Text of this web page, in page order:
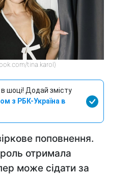
tina.karol)
в шоці! Додай змісту
з РБК-Україна в
поповнення.
отримала
може сідати за